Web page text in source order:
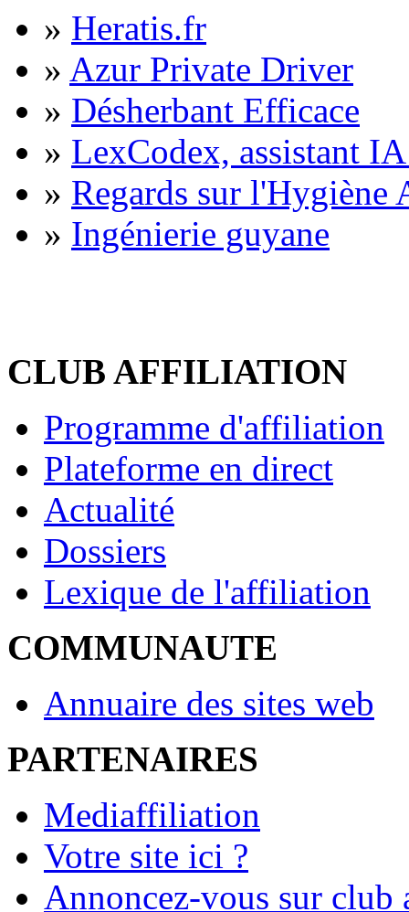
» Heratis.fr
» Azur Private Driver
» Désherbant Efficace
» LexCodex, assistant
» Regards sur l'Hygiène
» Ingénierie guyane
CLUB AFFILIATION
Programme d'affiliation
Plateforme en direct
Actualité
Dossiers
Lexique de l'affiliation
COMMUNAUTE
Annuaire des sites web
PARTENAIRES
Mediaffiliation
Votre site ici ?
Annoncez-vous sur